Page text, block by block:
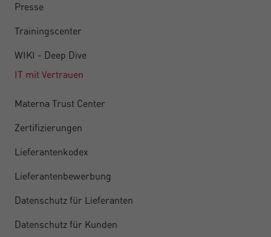
Presse
Trainingscenter
WIKI - Deep Dive
IT mit Vertrauen
Materna Trust Center
Zertifizierungen
Lieferantenkodex
Lieferantenbewerbung
Datenschutz für Lieferanten
Datenschutz für Kunden